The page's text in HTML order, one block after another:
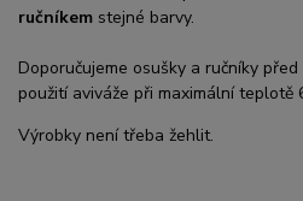
ručníkem stejné barvy.
Doporučujeme osušky a ručníky
použití aviváže při maximální teplotě
Výrobky není třeba žehlit.